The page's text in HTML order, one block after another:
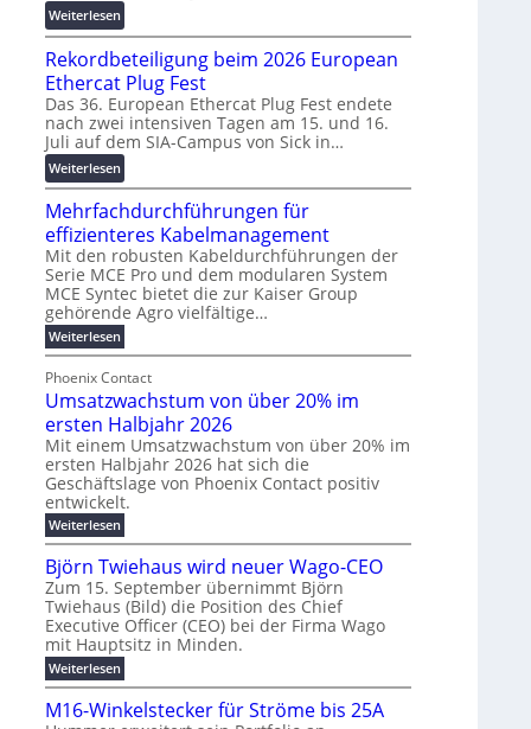
n
p
a
r
e
n
z
s
c
h
u
n
g
s
f
ö
r
d
e
r
u
n
g
b
r
a
u
c
h
t
m
e
h
r
T
e
m
p
o
u
n
2
0
2
7
w
i
r
z
u
n
e
r
g
y
H
u
b
f
ü
r
m
o
d
e
r
n
e
E
n
r
Weiterlesen:
W
e
i
t
e
r
n
t
w
i
c
k
e
l
t
e
N
H
-
S
i
c
h
e
r
u
n
g
s
l
s
Rekordbeteiligung beim 2026 European
Ethercat Plug Fest
Das 36. European Ethercat Plug Fest endete
nach zwei intensiven Tagen am 15. und 16.
Juli auf dem SIA-Campus von Sick in…
Weiterlesen:
R
e
k
o
r
d
b
e
t
e
i
l
i
g
u
n
g
b
e
i
m
2
0
2
6
E
Mehrfachdurchführungen für
effizienteres Kabelmanagement
Mit den robusten Kabeldurchführungen der
Serie MCE Pro und dem modularen System
MCE Syntec bietet die zur Kaiser Group
gehörende Agro vielfältige…
Weiterlesen:
M
h
r
f
a
c
h
d
u
r
c
h
f
ü
h
u
n
g
e
n
f
Phoenix Contact
Umsatzwachstum von über 20% im
ersten Halbjahr 2026
Mit einem Umsatzwachstum von über 20% im
ersten Halbjahr 2026 hat sich die
Geschäftslage von Phoenix Contact positiv
entwickelt.
Weiterlesen:
U
m
s
a
z
w
a
c
h
s
t
Björn Twiehaus wird neuer Wago-CEO
Zum 15. September übernimmt Björn
Twiehaus (Bild) die Position des Chief
Executive Officer (CEO) bei der Firma Wago
mit Hauptsitz in Minden.
Weiterlesen:
B
ö
M16-Winkelstecker für Ströme bis 25A